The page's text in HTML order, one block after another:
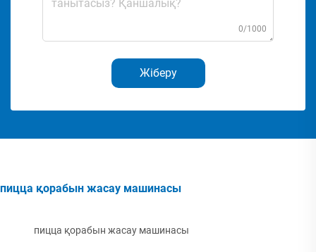
0/1000
Жіберу
пицца қорабын жасау машинасы
пицца қорабын жасау машинасы